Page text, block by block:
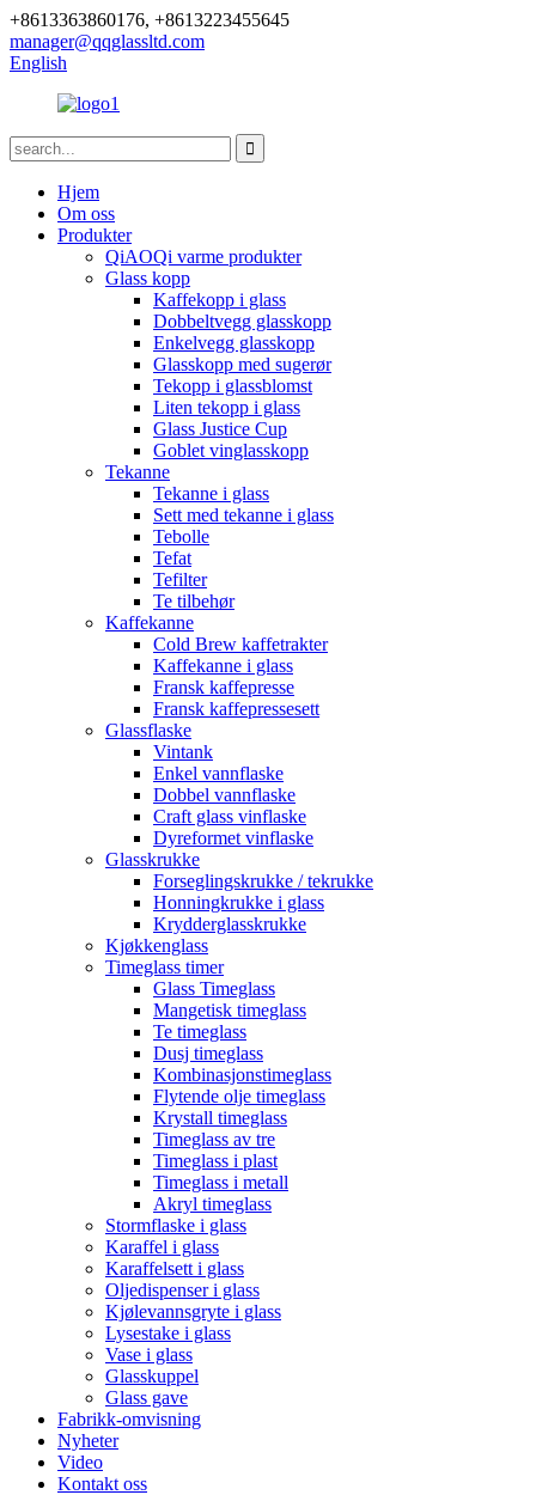
+8613363860176, +8613223455645
manager@qqglassltd.com
English
Hjem
Om oss
Produkter
QiAOQi varme produkter
Glass kopp
Kaffekopp i glass
Dobbeltvegg glasskopp
Enkelvegg glasskopp
Glasskopp med sugerør
Tekopp i glassblomst
Liten tekopp i glass
Glass Justice Cup
Goblet vinglasskopp
Tekanne
Tekanne i glass
Sett med tekanne i glass
Tebolle
Tefat
Tefilter
Te tilbehør
Kaffekanne
Cold Brew kaffetrakter
Kaffekanne i glass
Fransk kaffepresse
Fransk kaffepressesett
Glassflaske
Vintank
Enkel vannflaske
Dobbel vannflaske
Craft glass vinflaske
Dyreformet vinflaske
Glasskrukke
Forseglingskrukke / tekrukke
Honningkrukke i glass
Krydderglasskrukke
Kjøkkenglass
Timeglass timer
Glass Timeglass
Mangetisk timeglass
Te timeglass
Dusj timeglass
Kombinasjonstimeglass
Flytende olje timeglass
Krystall timeglass
Timeglass av tre
Timeglass i plast
Timeglass i metall
Akryl timeglass
Stormflaske i glass
Karaffel i glass
Karaffelsett i glass
Oljedispenser i glass
Kjølevannsgryte i glass
Lysestake i glass
Vase i glass
Glasskuppel
Glass gave
Fabrikk-omvisning
Nyheter
Video
Kontakt oss